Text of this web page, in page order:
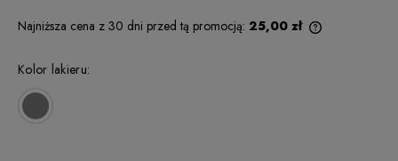
Najniższa cena z 30 dni przed tą promocją: 25,00 zł
Kolor lakieru: